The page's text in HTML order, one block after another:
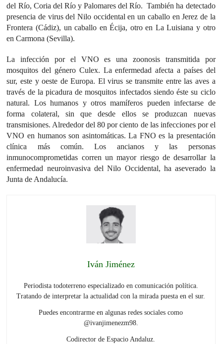
del Río, Coria del Río y Palomares del Río. También ha detectado
presencia de virus del Nilo occidental en un caballo en Jerez de la
Frontera (Cádiz), un caballo en Écija, otro en La Luisiana y otro
en Carmona (Sevilla).
La infección por el VNO es una zoonosis transmitida por
mosquitos del género Culex. La enfermedad afecta a países del
sur, este y oeste de Europa. El virus se transmite entre las aves a
través de la picadura de mosquitos infectados siendo éste su ciclo
natural. Los humanos y otros mamíferos pueden infectarse de
forma colateral, sin que desde ellos se produzcan nuevas
transmisiones. Alrededor del 80 por ciento de las infecciones por el
VNO en humanos son asintomáticas. La FNO es la presentación
clínica más común. Los ancianos y las personas
inmunocomprometidas corren un mayor riesgo de desarrollar la
enfermedad neuroinvasiva del Nilo Occidental, ha aseverado la
Junta de Andalucía.
Iván Jiménez
Periodista todoterreno especializado en comunicación política.
Tratando de interpretar la actualidad con la mirada puesta en el sur.
Puedes encontrarme en algunas redes sociales como
@ivanjimenezm98.
Codirector de Espacio Andaluz.